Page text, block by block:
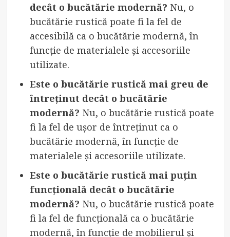
decât o bucătărie modernă? Nu, o
bucătărie rustică poate fi la fel de
accesibilă ca o bucătărie modernă, în
funcție de materialele și accesoriile
utilizate.
Este o bucătărie rustică mai greu de
întreținut decât o bucătărie
modernă? Nu, o bucătărie rustică poate
fi la fel de ușor de întreținut ca o
bucătărie modernă, în funcție de
materialele și accesoriile utilizate.
Este o bucătărie rustică mai puțin
funcțională decât o bucătărie
modernă? Nu, o bucătărie rustică poate
fi la fel de funcțională ca o bucătărie
modernă, în funcție de mobilierul și